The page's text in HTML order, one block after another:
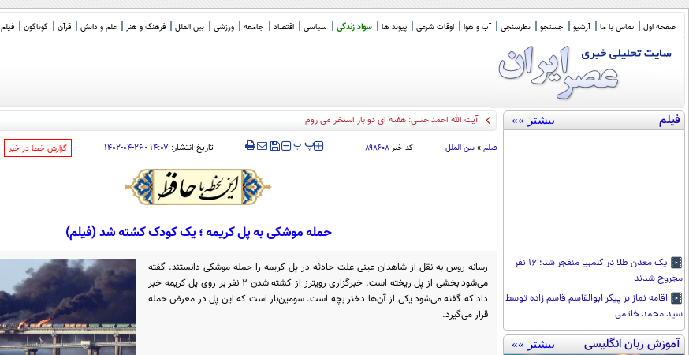
صفحه اول تماس با ما آرشیو جستجو نظرسنجی آب و هوا اوقات شرعی پیوند ها سواد زندگی سیاسی اقتصاد جامعه ورزشی بین الملل فرهنگ و هنر علم و دانش قرآن گوناگون فیلم
فیلم بیشتر »»
یک معدن طلا در کلمبیا منفجر شد؛ ۱۶ نفر
مجروح شدند
اقامه نماز بر پیکر ابوالقاسم قاسم زاده توسط
سید محمد خاتمی
آموزش زبان انگلیسی بیشتر »»
50 سال از نخستین پ _
فیلم » بین الملل کد خبر۸۹۸۶۰۸ ‍‍‍ پ پ تاریخ انتشار: ۱۴:۰۷ - ۲۶-۰۴-۱۴۰۲ ‌گزارش خطا در خبر
حمله موشکی به پل کریمه ؛ یک کودک کشته شد (فیلم)
رسانه روس به نقل از شاهدان عینی علت حادثه در پل کریمه را حمله موشکی دانستند. گفته
می‌شود بخشی از پل ریخته است. خبرگزاری رویترز از کشته شدن ۲ نفر بر روی پل کریمه خبر
داد که گفته می‌شود یکی از آن‌ها دختر بچه است. سومین‌بار است که این پل در معرض حمله
قرار می‌گیرد.